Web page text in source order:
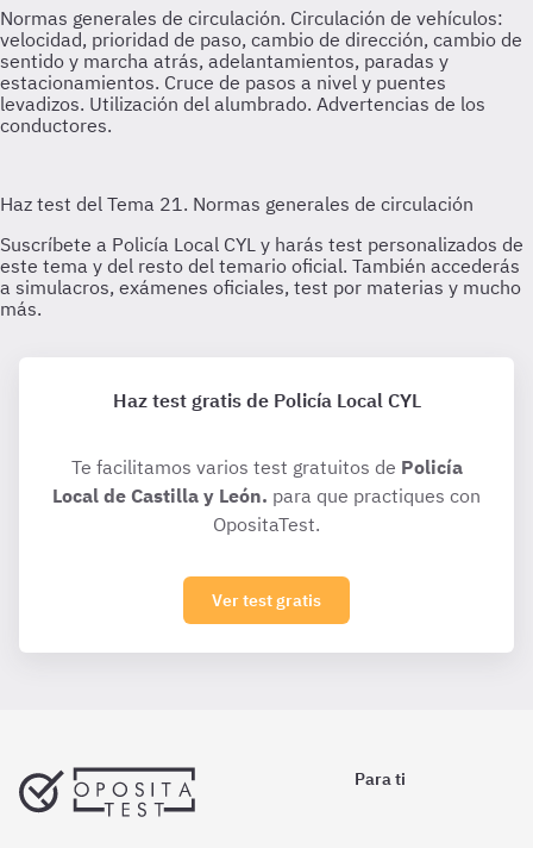
Haz test gratis de Policía Local CYL
Te facilitamos varios test gratuitos de Policía
Local de Castilla y León. para que practiques con
OpositaTest.
Ver test gratis
Para ti